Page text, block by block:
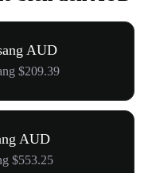
AUD
$209.39
AUD
$553.25